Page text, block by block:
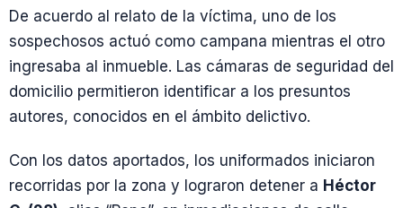
De acuerdo al relato de la víctima, uno de los
sospechosos actuó como campana mientras el otro
ingresaba al inmueble. Las cámaras de seguridad del
domicilio permitieron identificar a los presuntos
autores, conocidos en el ámbito delictivo.
Con los datos aportados, los uniformados iniciaron
recorridas por la zona y lograron detener a Héctor